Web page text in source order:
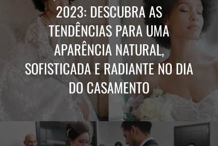
2023: DESCUBRA AS
TENDÊNCIAS PARA UMA
APARÊNCIA NATURAL,
SOFISTICADA E RADIANTE NO DIA
DO CASAMENTO